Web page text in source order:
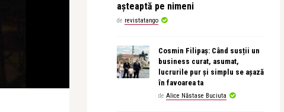
așteaptă pe nimeni
de revistatango
Cosmin Filipaș: Când susții un
business curat, asumat,
lucrurile pur și simplu se așază
în favoarea ta
de Alice Năstase Buciuta